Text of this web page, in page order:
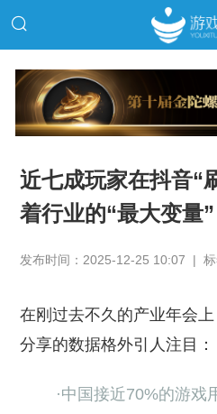
近七成玩家在抖音“
着行业的“最大变量”
发布时间：2025-12-25 10:07 |
在刚过去不久的产业年会
分享的数据格外引人注目：
·中国接近70%的游戏